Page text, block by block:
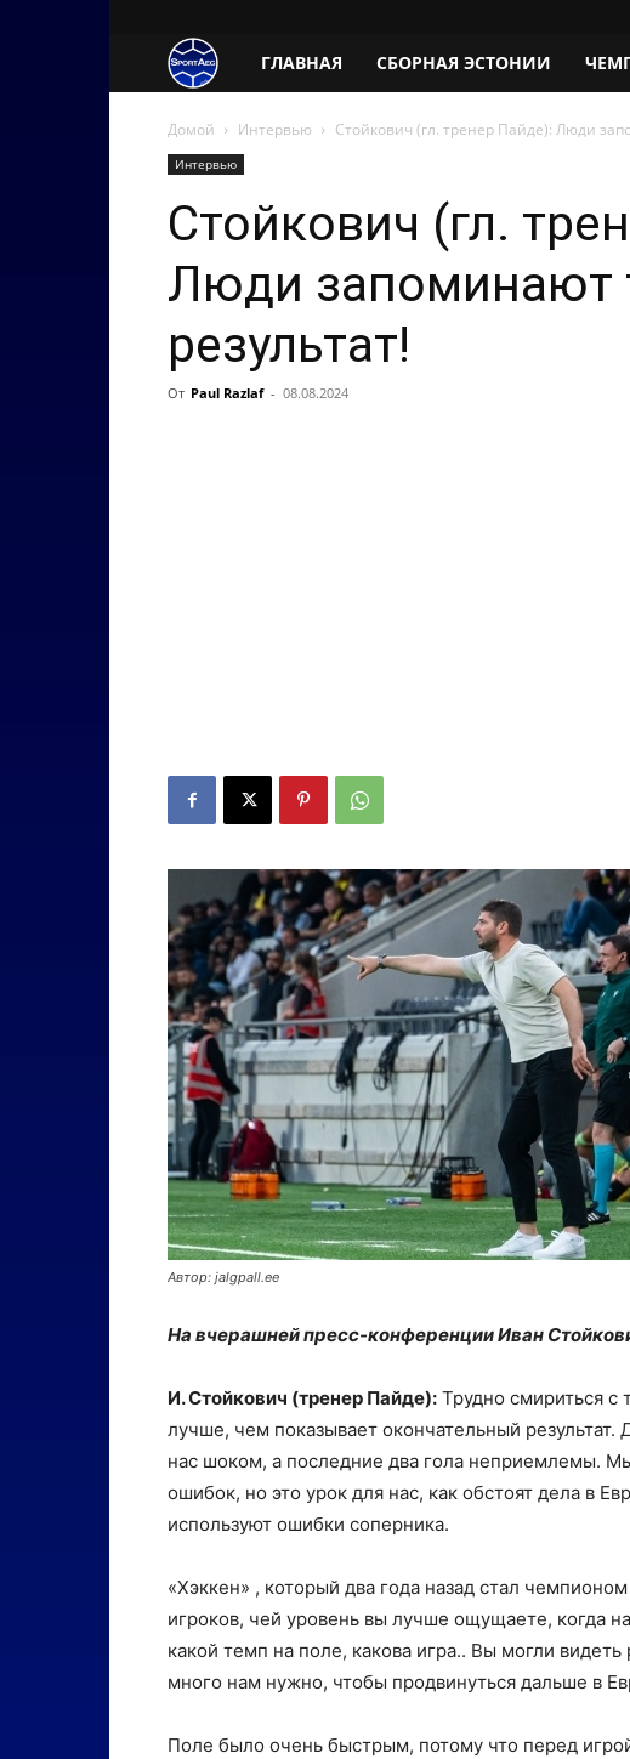
SportAeg.EE
ГЛАВНАЯ СБОРНАЯ ЭСТОНИИ
Домой Интервью Стойкович (гл. тренер Пайде): Люди
Интервью
Стойкович (гл.
Люди запоминают
результат!
От Paul Razlaf - 08.08.2024
Автор: jalgpall.ee
На вчерашней пресс-конференции Иван
И. Стойкович (тренер Пайде): Трудно смириться
лучше, чем показывает окончательный результат.
нас шоком, а последние два гола неприемлемы.
ошибок, но это урок для нас, как обстоят дела в
используют ошибки соперника.
«Хэккен» , который два года назад стал
игроков, чей уровень вы лучше ощущаете, когда
какой темп на поле, какова игра.. Вы могли
много нам нужно, чтобы продвинуться дальше в
Поле было очень быстрым, потому что перед